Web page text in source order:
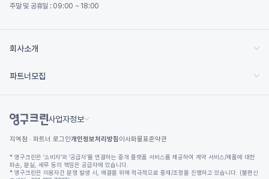
주말 및 공휴일 : 09:00 ~ 18:00
회사소개
파트너모집
사업자정보
지역점 · 파트너 로그인개인정보처리방침 이사화물표준약관
* 영구크린은 ‘소비자’와 ‘공급자’를 연결하는 중개 플랫폼 서비스를 제공하여 계약 서비스/제품에 대한
파손, 분실, 세무 등의 책임은 공급자에 있습니다.
* 영구크린은 이용자간 분쟁 발생 시, 해결을 위해 적극적으로 중재/조정을 진행하고 있습니다. (불편신